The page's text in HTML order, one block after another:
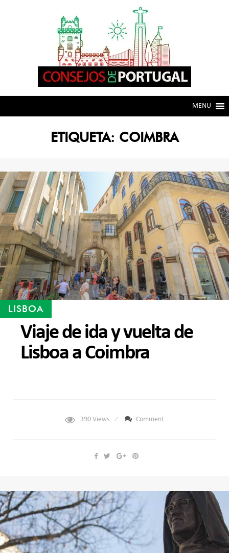
MENU
ETIQUETA: COIMBRA
LISBOA
Viaje de ida y vuelta de
Lisboa a Coimbra
390Views Comment